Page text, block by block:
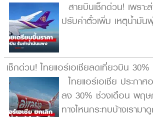
สายบินเช็กด่วน! เพรา
ปรับค่าตั๋วเพิ่ม เหตุน้ำมั
เช็กด่วน! ไทยแอร์เอเชียลดเที่ยวบิน 30%
ไทยแอร์เอเชีย ประกา
ลง 30% ช่วงเดือน พฤ
ทางไหนกระทบบ้างเรามา